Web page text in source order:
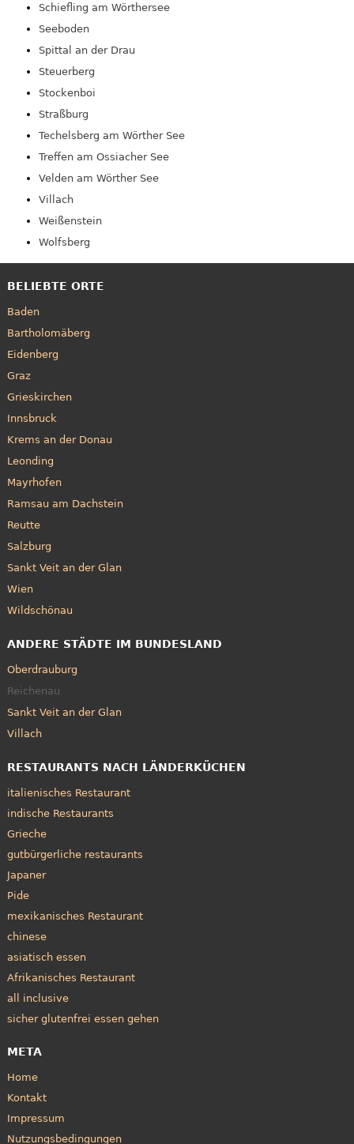
Schiefling am Wörthersee
Seeboden
Spittal an der Drau
Steuerberg
Stockenboi
Straßburg
Techelsberg am Wörther See
Treffen am Ossiacher See
Velden am Wörther See
Villach
Weißenstein
Wolfsberg
BELIEBTE ORTE
Baden
Bartholomäberg
Eidenberg
Graz
Grieskirchen
Innsbruck
Krems an der Donau
Leonding
Mayrhofen
Ramsau am Dachstein
Reutte
Salzburg
Sankt Veit an der Glan
Wien
Wildschönau
ANDERE STÄDTE IM BUNDESLAND
Oberdrauburg
Reichenau
Sankt Veit an der Glan
Villach
RESTAURANTS NACH LÄNDERKÜCHEN
italienisches Restaurant
indische Restaurants
Grieche
gutbürgerliche restaurants
Japaner
Pide
mexikanisches Restaurant
chinese
asiatisch essen
Afrikanisches Restaurant
all inclusive
sicher glutenfrei essen gehen
META
Home
Kontakt
Impressum
Nutzungsbedingungen